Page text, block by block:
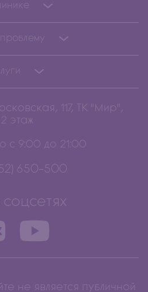
117, ТК "Мир",
2 этаж
с 9:00 до 21:00
650-500
не является публичной